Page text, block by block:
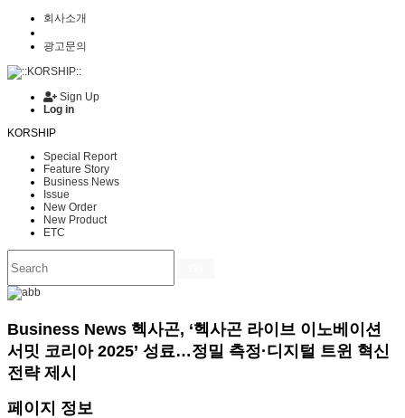
회사소개
광고문의
Sign Up
Log in
KORSHIP
Special Report
Feature Story
Business News
Issue
New Order
New Product
ETC
Business News 헥사곤, ‘헥사곤 라이브 이노베이션
서밋 코리아 2025’ 성료…정밀 측정·디지털 트윈 혁신
전략 제시
페이지 정보